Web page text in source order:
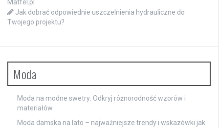
Matfel.pl
Jak dobrać odpowiednie uszczelnienia hydrauliczne do
Twojego projektu?
Moda
Moda na modne swetry: Odkryj różnorodność wzorów i
materiałów
Moda damska na lato – najważniejsze trendy i wskazówki jak